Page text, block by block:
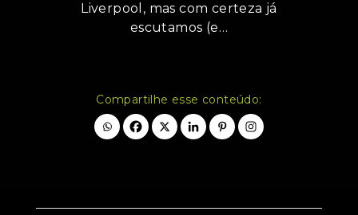
Liverpool, mas com certeza já
escutamos (e…
Compartilhe esse conteúdo: